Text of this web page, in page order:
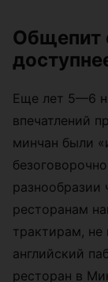
Общепит
Еще лет 5—6
впечатлений
минчан были
ресторанам
трактирам, не
английский
ресторан в